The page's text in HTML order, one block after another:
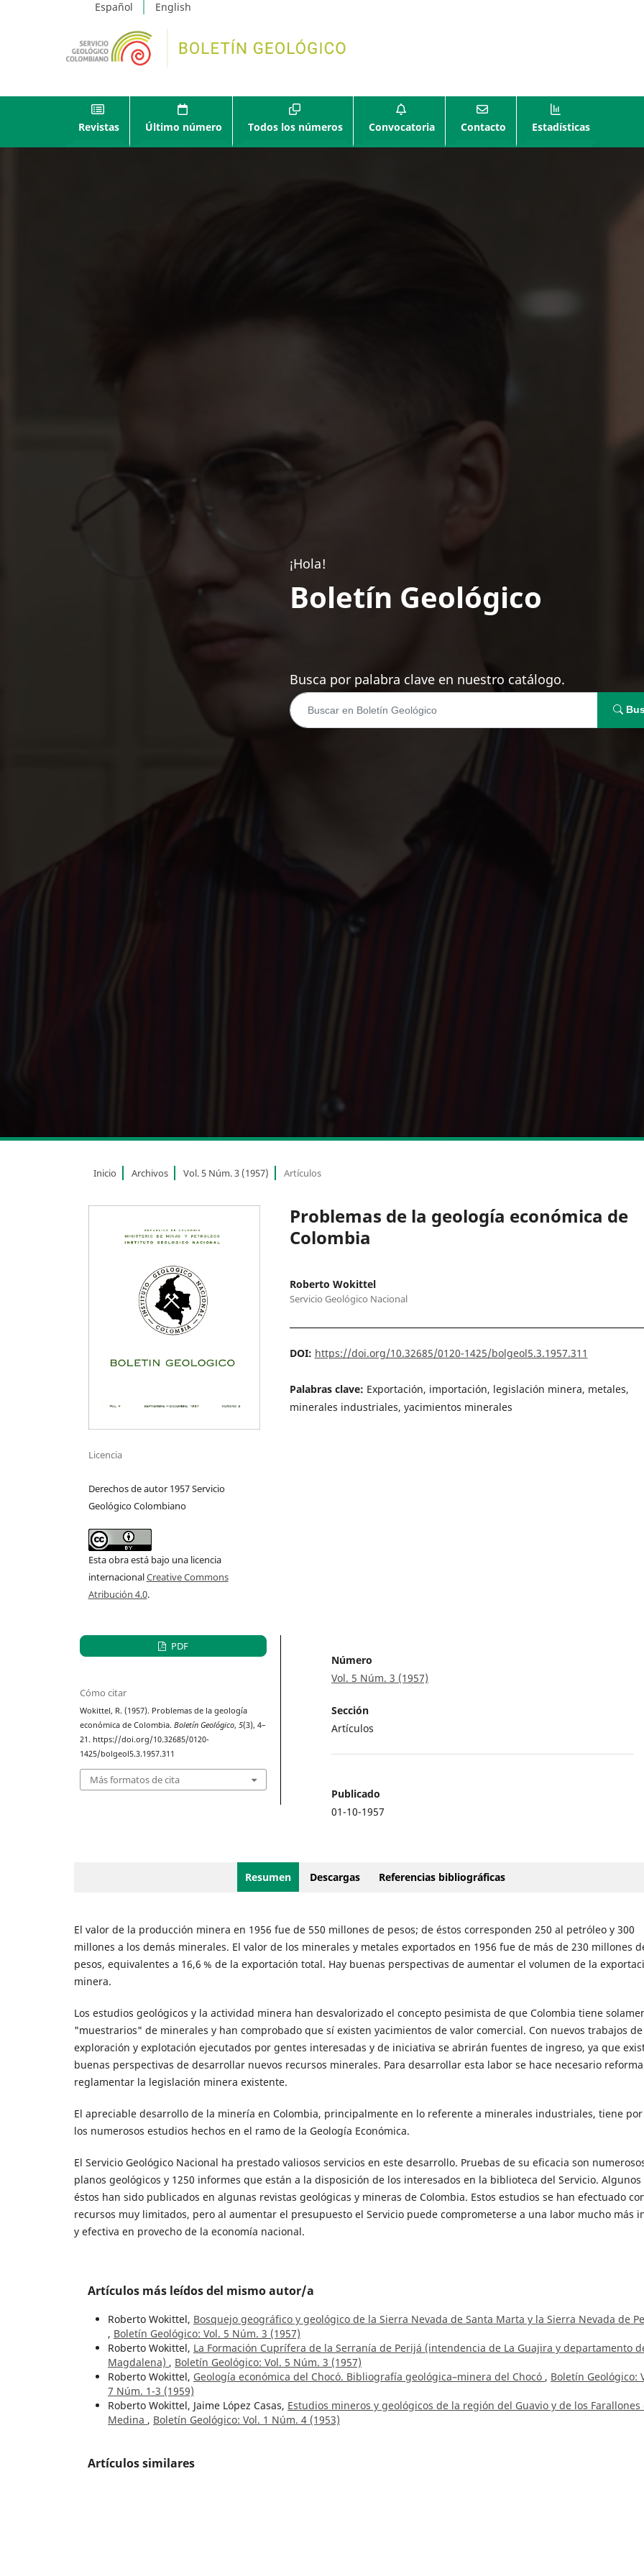
Español English
Revistas Último número Todos los números Convocatoria Contacto Estadísticas
¡Hola!
Boletín Geológico
Busca por palabra clave en nuestro catálogo.
Inicio Archivos Vol. 5 Núm. 3 (1957) Artículos
Problemas de la geología económica de
Colombia
Roberto Wokittel
Servicio Geológico Nacional
DOI: https://doi.org/10.32685/0120-1425/bolgeol5.3.1957.311
Palabras clave: Exportación, importación, legislación minera, metales,
minerales industriales, yacimientos minerales
Licencia
Derechos de autor 1957 Servicio
Geológico Colombiano
Esta obra está bajo una licencia
internacionalCreative Commons
Atribución 4.0.
PDF
Cómo citar
Wokittel, R. (1957). Problemas de la geología
económica de Colombia.Boletín Geológico,5(3), 4–
21. https://doi.org/10.32685/0120-
1425/bolgeol5.3.1957.311
Más formatos de cita
Número
Vol. 5 Núm. 3 (1957)
Sección
Artículos
Publicado
01-10-1957
Resumen Descargas Referencias bibliográficas
El valor de la producción minera en 1956 fue de 550 millones de pesos; de éstos corresponden 250 al petróleo y 300
millones a los demás minerales. El valor de los minerales y metales exportados en 1956 fue de más de 230 millones
pesos, equivalentes a 16,6 % de la exportación total. Hay buenas perspectivas de aumentar el volumen de la
minera.
Los estudios geológicos y la actividad minera han desvalorizado el concepto pesimista de que Colombia tiene
"muestrarios" de minerales y han comprobado que sí existen yacimientos de valor comercial. Con nuevos trabajos de
exploración y explotación ejecutados por gentes interesadas y de iniciativa se abrirán fuentes de ingreso, ya que
buenas perspectivas de desarrollar nuevos recursos minerales. Para desarrollar esta labor se hace necesario
reglamentar la legislación minera existente.
El apreciable desarrollo de la minería en Colombia, principalmente en lo referente a minerales industriales, tiene por
los numerosos estudios hechos en el ramo de la Geología Económica.
El Servicio Geológico Nacional ha prestado valiosos servicios en este desarrollo. Pruebas de su eficacia son
planos geológicos y 1250 informes que están a la disposición de los interesados en la biblioteca del Servicio. Algunos
éstos han sido publicados en algunas revistas geológicas y mineras de Colombia. Estos estudios se han efectuado
recursos muy limitados, pero al aumentar el presupuesto el Servicio puede comprometerse a una labor mucho más
y efectiva en provecho de la economía nacional.
Artículos más leídos del mismo autor/a
Roberto Wokittel, Bosquejo geográfico y geológico de la Sierra Nevada de Santa Marta y la Sierra Nevada de
, Boletín Geológico: Vol. 5 Núm. 3 (1957)
Roberto Wokittel, La Formación Cuprífera de la Serranía de Perijá (intendencia de La Guajira y departamento
Magdalena) , Boletín Geológico: Vol. 5 Núm. 3 (1957)
Roberto Wokittel, Geología económica del Chocó. Bibliografía geológica–minera del Chocó , Boletín Geológico:
7 Núm. 1-3 (1959)
Roberto Wokittel, Jaime López Casas, Estudios mineros y geológicos de la región del Guavio y de los Farallones
Medina , Boletín Geológico: Vol. 1 Núm. 4 (1953)
Artículos similares